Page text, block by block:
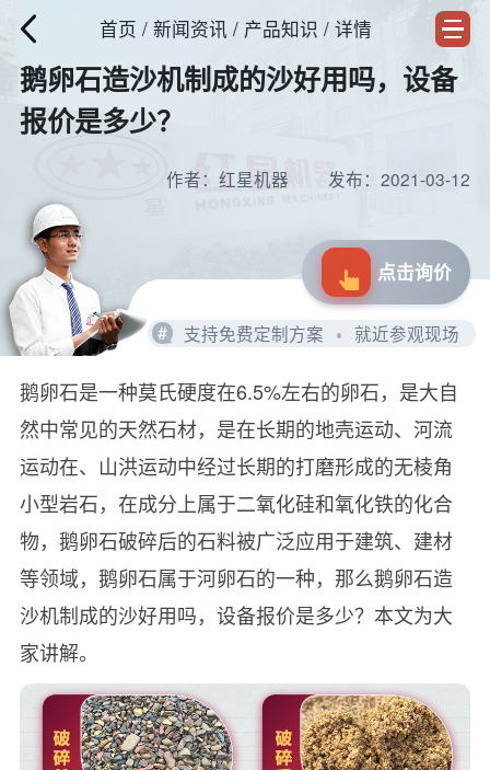
首页 / 新闻资讯 / 产品知识 / 详情
鹅卵石造沙机制成的沙好用吗，设备
报价是多少？
作者：红星机器 发布：2021-03-12
点击询价
# 支持免费定制方案 就近参观现场
鹅卵石是一种莫氏硬度在6.5%左右的卵石，是大自
然中常见的天然石材，是在长期的地壳运动、河流
运动在、山洪运动中经过长期的打磨形成的无棱角
小型岩石，在成分上属于二氧化硅和氧化铁的化合
物，鹅卵石破碎后的石料被广泛应用于建筑、建材
等领域，鹅卵石属于河卵石的一种，那么鹅卵石造
沙机制成的沙好用吗，设备报价是多少？本文为大
家讲解。